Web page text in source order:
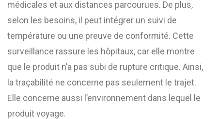
médicales et aux distances parcourues. De plus,
selon les besoins, il peut intégrer un suivi de
température ou une preuve de conformité. Cette
surveillance rassure les hôpitaux, car elle montre
que le produit n’a pas subi de rupture critique. Ainsi,
la traçabilité ne concerne pas seulement le trajet.
Elle concerne aussi l’environnement dans lequel le
produit voyage.